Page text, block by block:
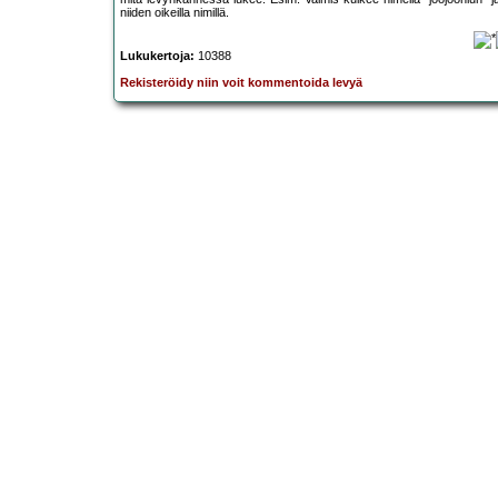
niiden oikeilla nimillä.
Lukukertoja: 10388
Rekisteröidy niin voit kommentoida levyä